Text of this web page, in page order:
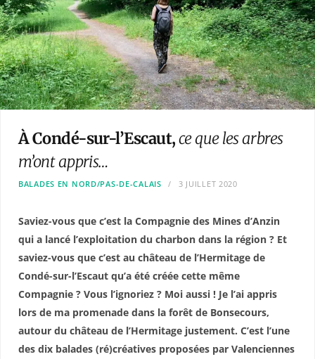
À Condé-sur-l’Escaut,ce que les arbres
m’ont appris…
BALADES EN NORD/PAS-DE-CALAIS 3 JUILLET 2020
Saviez-vous que c’est la Compagnie des Mines d’Anzin
qui a lancé l’exploitation du charbon dans la région ? Et
saviez-vous que c’est au château de l’Hermitage de
Condé-sur-l’Escaut qu’a été créée cette même
Compagnie ? Vous l’ignoriez ? Moi aussi ! Je l’ai appris
lors de ma promenade dans la forêt de Bonsecours,
autour du château de l’Hermitage justement. C’est l’une
des dix balades (ré)créatives proposées par Valenciennes